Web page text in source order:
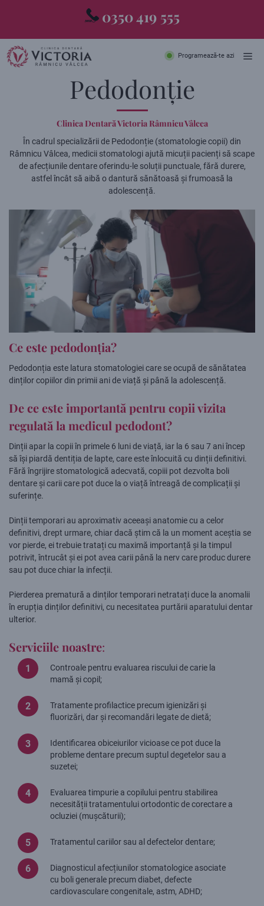
0350 419 555
Programează-te azi
Pedodonție
Clinica Dentară Victoria Râmnicu Vâlcea
În cadrul specializării de Pedodonție (stomatologie copii) din
Râmnicu Vâlcea, medicii stomatologi ajută micuții pacienți să scape
de afecțiunile dentare oferindu-le soluții punctuale, fără durere,
astfel încât să aibă o dantură sănătoasă și frumoasă la
adolescență.
Ce este pedodonția?
Pedodonția este latura stomatologiei care se ocupă de sănătatea
dinților copiilor din primii ani de viață și până la adolescență.
De ce este importantă pentru copii vizita
regulată la medicul pedodont?
Dinții apar la copii în primele 6 luni de viață, iar la 6 sau 7 ani încep
să își piardă dentiția de lapte, care este înlocuită cu dinții definitivi.
Fără îngrijire stomatologică adecvată, copiii pot dezvolta boli
dentare și carii care pot duce la o viață întreagă de complicații și
suferințe.
Dinții temporari au aproximativ aceeași anatomie cu a celor
definitivi, drept urmare, chiar dacă știm că la un moment aceștia se
vor pierde, ei trebuie tratați cu maximă importanță și la timpul
potrivit, întrucât și ei pot avea carii până la nerv care produc durere
sau pot duce chiar la infecții.
Pierderea prematură a dinților temporari netratați duce la anomalii
în erupția dinților definitivi, cu necesitatea purtării aparatului dentar
ulterior.
Serviciile noastre:
Controale pentru evaluarea riscului de carie la
mamă și copil;
Tratamente profilactice precum igienizări și
fluorizări, dar și recomandări legate de dietă;
Identificarea obiceiurilor vicioase ce pot duce la
probleme dentare precum suptul degetelor sau a
suzetei;
Evaluarea timpurie a copilului pentru stabilirea
necesității tratamentului ortodontic de corectare a
ocluziei (mușcăturii);
Tratamentul cariilor sau al defectelor dentare;
Diagnosticul afecțiunilor stomatologice asociate
cu boli generale precum diabet, defecte
cardiovasculare congenitale, astm, ADHD;